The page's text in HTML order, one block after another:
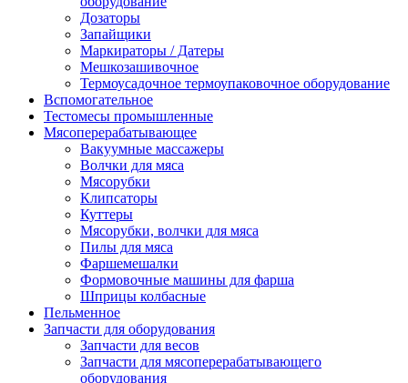
Дозаторы
Запайщики
Маркираторы / Датеры
Мешкозашивочное
Термоусадочное термоупаковочное оборудование
Вспомогательное
Тестомесы промышленные
Мясоперерабатывающее
Вакуумные массажеры
Волчки для мяса
Мясорубки
Клипсаторы
Куттеры
Мясорубки, волчки для мяса
Пилы для мяса
Фаршемешалки
Формовочные машины для фарша
Шприцы колбасные
Пельменное
Запчасти для оборудования
Запчасти для весов
Запчасти для мясоперерабатывающего
оборудования